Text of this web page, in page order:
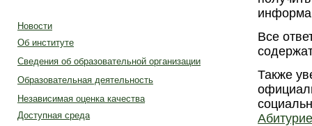
Новости
Об институте
Сведения об образовательной организации
Образовательная деятельность
Независимая оценка качества
Доступная среда
Все
Также